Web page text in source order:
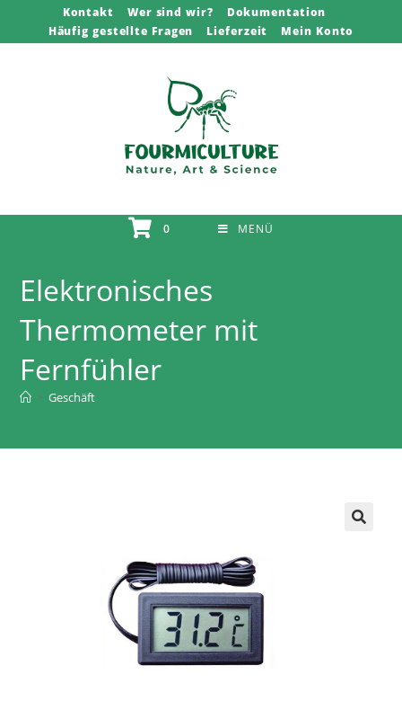
Kontakt Wer sind wir?
Dokumentation
Häufig gestellte Fragen
Lieferzeit Mein Konto
0 MENÜ
Elektronisches
Thermometer mit
Fernfühler
> Geschäft